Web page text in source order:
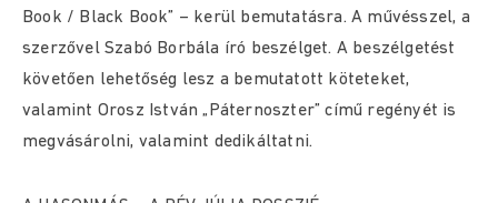
Book / Black Book” – kerül bemutatásra. A művésszel, a
szerzővel Szabó Borbála író beszélget. A beszélgetést
követően lehetőség lesz a bemutatott köteteket,
valamint Orosz István „Páternoszter” című regényét is
megvásárolni, valamint dedikáltatni.